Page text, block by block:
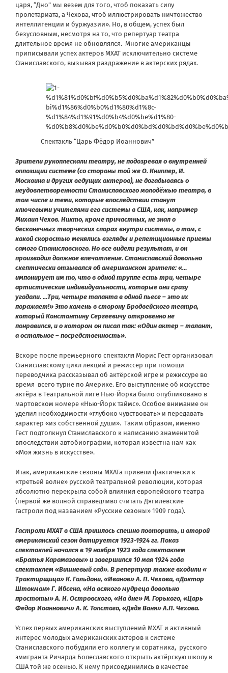
царя, “Дно” мы везем для того, чтоб показать силу
пролетариата, а Чехова, чтоб иллюстрировать ничтожество
интеллигенции и буржуазии». Но, в общем, успех был
безусловным, несмотря на то, что репертуар театра
длительное время не обновлялся. Многие американцы
приписывали успех актеров МХАТ исключительно системе
Станиславского, вызывая раздражение в актерских рядах.
Спектакль “Царь Фёдор Иоаннович”
Зрители рукоплескали театру, не подозревая о внутренней
оппозиции системе (со стороны той же О. Книппер, И.
Москвина и других ведущих актеров), не догадываясь о
неудовлетворенности Станиславского молодёжью театра, в
том числе и теми, которые впоследствии станут
ключевыми учителями его системы в США, как, например
Михаил Чехов. Никто, кроме причастных, не знал о
бесконечных творческих спорах внутри системы, о том, с
какой скоростью менялись взгляды и репетиционные приемы
самого Станиславского. Но все видели результат, и он
производил должное впечатление. Станиславский довольно
скептически отзывался об американском зрителе: «…
импонирует им то, что в одной труппе есть три, четыре
артистические индивидуальности, которые они сразу
угадали. …Три, четыре таланта в одной пьесе – это их
поражает!» Это камень в сторону Бродвейского театра,
который Константину Сергеевичу откровенно не
понравился, и о котором он писал так: «Один актер – талант,
а остальное – посредственность».
Вскоре после премьерного спектакля Морис Гест организовал
Станиславскому цикл лекций и режиссер при помощи
переводчика рассказывал об актёрской игре и режиссуре во
время всего турне по Америке. Его выступление об искусстве
актёра в Театральной лиге Нью-Йорка было опубликовано в
мартовском номере «Нью-Йорк таймс». Особое внимание он
уделил необходимости «глубоко чувствовать» и передавать
характер «из собственной души». Таким образом, именно
Гест подтолкнул Станиславского к написанию знаменитой
впоследствии автобиографии, которая известна нам как
«Моя жизнь в искусстве».
Итак, американские сезоны МХАТа привели фактически к
«третьей волне» русской театральной революции, которая
абсолютно перекрыла собой влияния европейского театра
(первой же волной справедливо считать Дягилевские
гастроли под названием «Русские сезоны» 1909 года).
Гастроли МХАТ в США пришлось спешно повторить, и второй
американский сезон датируется 1923-1924 гг. Показ
спектаклей начался в 19 ноября 1923 года спектаклем
«Братья Карамазовы» и завершился 10 мая 1924 года
спектаклем «Вишневый сад». В репертуар также входили «
Трактирщица» К. Гольдони, «Иванов» А. П. Чехова, «Доктор
Штокман» Г. Ибсена, «На всякого мудреца довольно
простоты» А. H. Островского, «На дне» M. Горького, «Царь
Федор Иоаннович» А. К. Толстого, «Дядя Ваня» А.П. Чехова.
Успех первых американских выступлений МХАТ и активный
интерес молодых американских актеров к системе
Станиславского побудили его коллегу и соратника, русского
эмигранта Ричарда Болеславского открыть актёрскую школу в
США той же осенью. К нему присоединились в качестве